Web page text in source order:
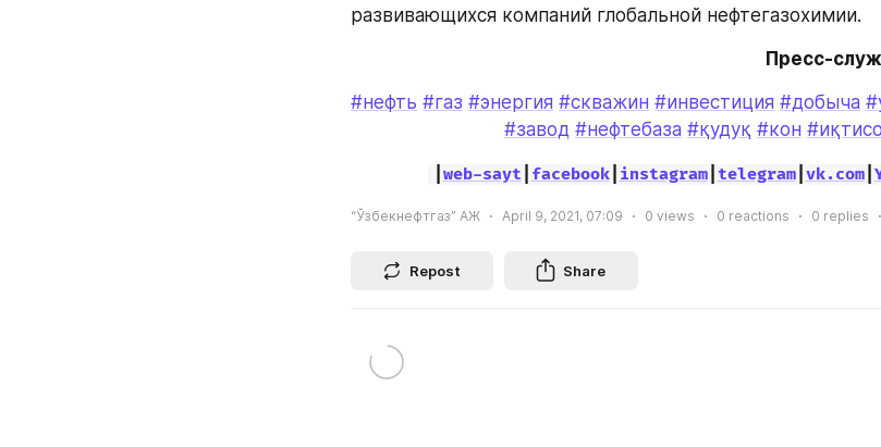
развивающихся компаний глобальной нефтегазохимии.
Пресс-
#нефть #газ #энергия #скважин #инвестиция #добыча
#завод #нефтебаза #қудуқ #кон
web-sayt facebook| instagram| telegram| vk.com|
“Ўзбекнефтгаз” АЖ April 9, 2021, 07:09 0 views 0 reactions 0 replies
Repost Share